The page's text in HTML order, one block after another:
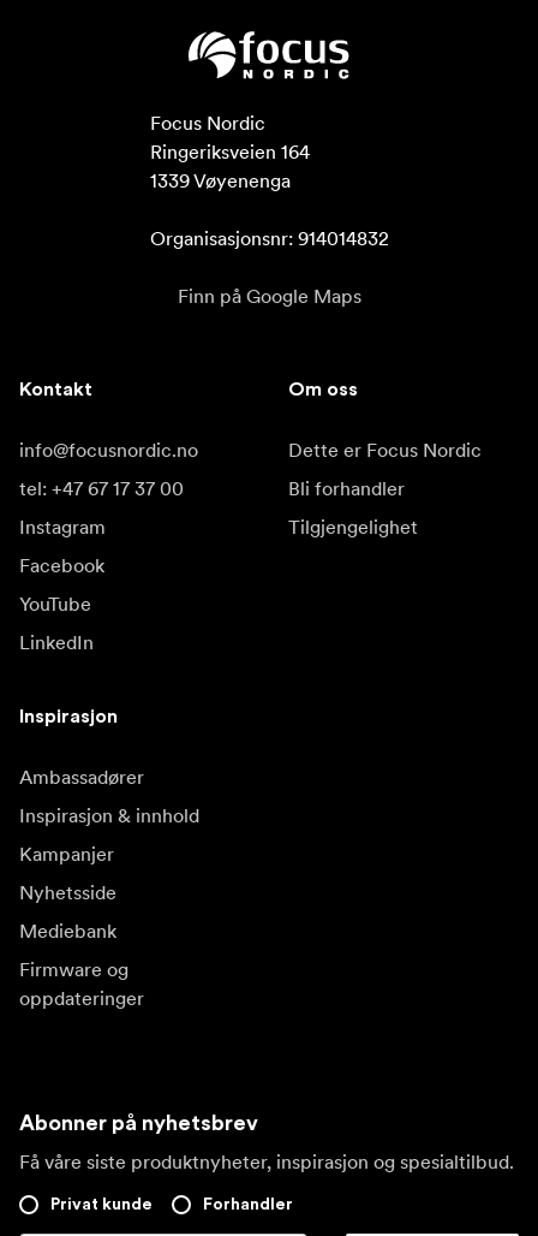
Focus Nordic
Ringeriksveien 164
1339 Vøyenenga
Organisasjonsnr: 914014832
Finn på Google Maps
Kontakt
info@focusnordic.no
tel: +47 67 17 37 00
Instagram
Facebook
YouTube
LinkedIn
Om oss
Dette er Focus Nordic
Bli forhandler
Tilgjengelighet
Inspirasjon
Ambassadører
Inspirasjon & innhold
Kampanjer
Nyhetsside
Mediebank
Firmware og
oppdateringer
Abonner på nyhetsbrev
Få våre siste produktnyheter, inspirasjon og spesialtilbud.
Privat kunde Forhandler